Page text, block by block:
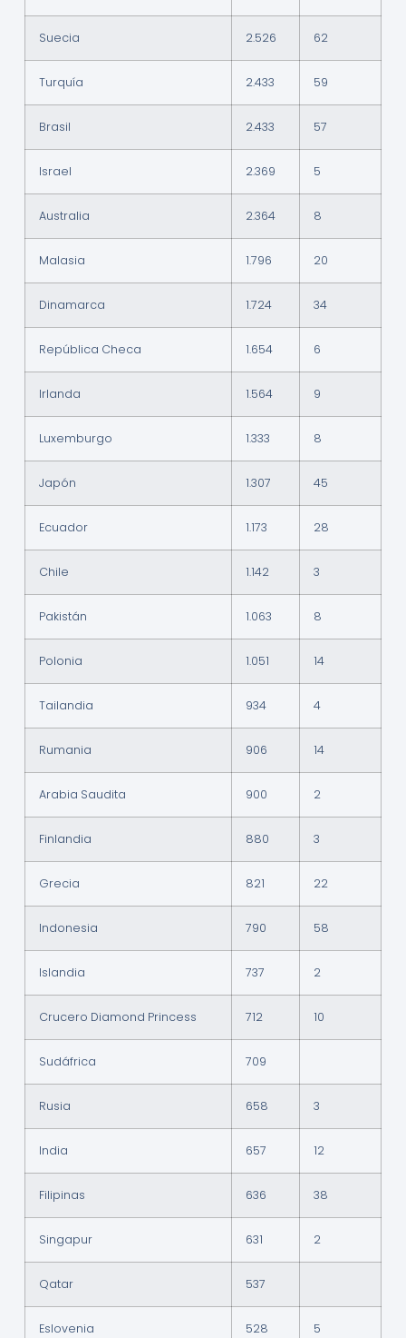
Suecia 2.526 62
Turquía 2.433 59
Brasil 2.433 57
Israel 2.369 5
Australia 2.364 8
Malasia 1.796 20
Dinamarca 1.724 34
República Checa 1.654 6
Irlanda 1.564 9
Luxemburgo 1.333 8
Japón 1.307 45
Ecuador 1.173 28
Chile 1.142 3
Pakistán 1.063 8
Polonia 1.051 14
Tailandia 934 4
Rumania 906 14
Arabia Saudita 900 2
Finlandia 880 3
Grecia 821 22
Indonesia 790 58
Islandia 737 2
Crucero Diamond Princess 712 10
Sudáfrica 709
Rusia 658 3
India 657 12
Filipinas 636 38
Singapur 631 2
Qatar 537
Eslovenia 528 5